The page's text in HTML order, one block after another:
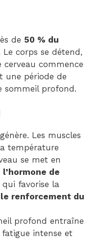
de 50 % du
Le corps se détend,
commence
une période de
sommeil profond.
Les muscles
température
se met en
l’hormone de
qui favorise la
le renforcement du
profond entraîne
intense et